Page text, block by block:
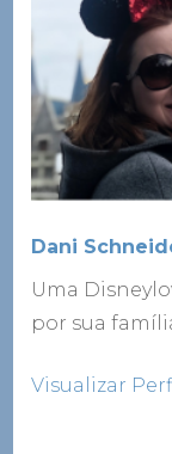
Dani
Uma
por sua
Visualizar